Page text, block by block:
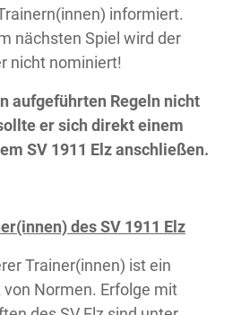
informiert.
nächsten Spiel wird der
nicht nominiert!
aufgeführten Regeln nicht
er sich direkt einem
SV 1911 Elz anschließen.
des SV 1911 Elz
Trainer(innen) ist ein
Normen. Erfolge mit